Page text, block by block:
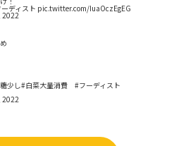
ディスト pic.twitter.com/IuaOczEgEG
2022
少し#白菜大量消費 #フーディスト
2022